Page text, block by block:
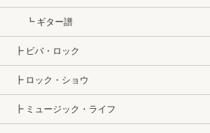
┗ ギター譜
┣ ビバ・ロック
┣ ロック・ショウ
┣ ミュージック・ライフ